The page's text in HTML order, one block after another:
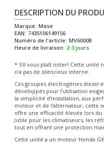
DESCRIPTION DU
Marque: Mase
EAN: 7435106149156
Numéro de l'article: MV6000B
Heure de livraison: 2-3 jours
* S'il vous plaît noter! Cette unité
n'a pas de silencieux interne.
Ces groupes électrogènes diesel
développés pour l’utilisation
la simplicité d'installation, aux
moteur et de l'alternateur, cette
offre une efficacité élevée lors
(utile pour les climatiseurs, les
tout en offrant une protection
Cette unité a un moteur Honda